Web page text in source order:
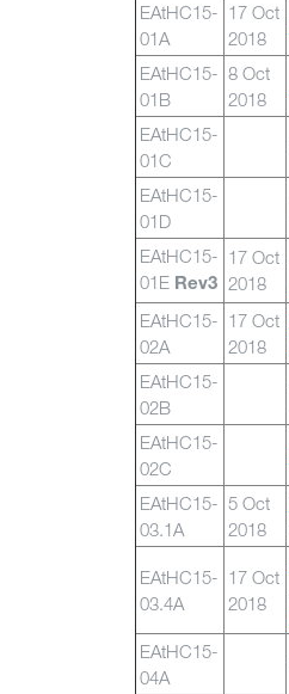
EAtHC15-
01A
17 Oct
2018
EAtHC15-
01B
8 Oct
2018
EAtHC15-
01C
EAtHC15-
01D
EAtHC15-
01E Rev3
17 Oct
2018
EAtHC15-
02A
17 Oct
2018
EAtHC15-
02B
EAtHC15-
02C
EAtHC15-
03.1A
5 Oct
2018
EAtHC15-
03.4A
17 Oct
2018
EAtHC15-
04A